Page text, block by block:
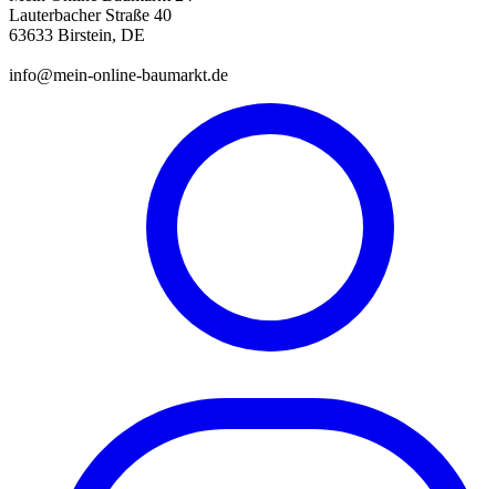
Lauterbacher Straße 40
63633 Birstein, DE
info@mein-online-baumarkt.de